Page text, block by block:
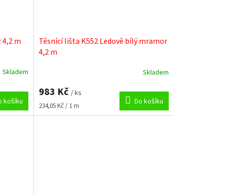
m
Skladem
košíku
Těsnící lišta K552 Ledově bílý mramor
4,2 m
Skladem
983 Kč / ks
Měrná
cena:
234,05 Kč / 1 m Do košíku